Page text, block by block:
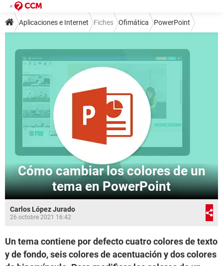
Aplicaciones e Internet Fiches Ofimática PowerPoint
Cómo cambiar los colores de un
tema en PowerPoint
Carlos López Jurado
26 octobre 2021 16:42
Un tema contiene por defecto cuatro colores de texto
y de fondo, seis colores de acentuación y dos colores